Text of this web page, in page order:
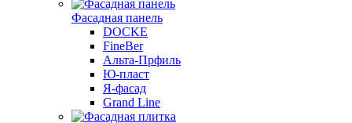
Фасадная панель
DOCKE
FineBer
Альта-Прфиль
Ю-пласт
Я-фасад
Grand Line